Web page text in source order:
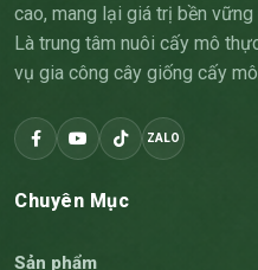
cao, mang lại giá trị bền vững
Là trung tâm nuôi cấy mô
vụ gia công cây giống cấy
ZALO
Chuyên Mục
Sản phẩm